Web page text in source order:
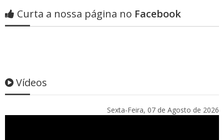
Curta a nossa página no Facebook
Vídeos
Sexta-Feira, 07 de Agosto de 2026